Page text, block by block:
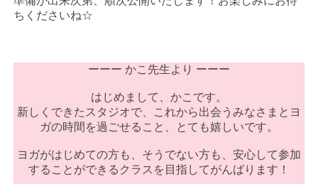
ちくださいね☆
ーーー かこ先生より ーーー
はじめまして、かこです。
新しくできたスタジオで、これから出会うみなさまとヨ
ガの時間を過ごせること、とても嬉しいです。
ヨガがはじめての方も、そうでない方も、安心して参加
することができるクラスを目指してがんばります！